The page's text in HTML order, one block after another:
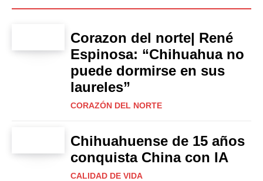
Corazon del norte| René
Espinosa: “Chihuahua no
puede dormirse en sus
laureles”
CORAZÓN DEL NORTE
Chihuahuense de 15 años
conquista China con IA
CALIDAD DE VIDA